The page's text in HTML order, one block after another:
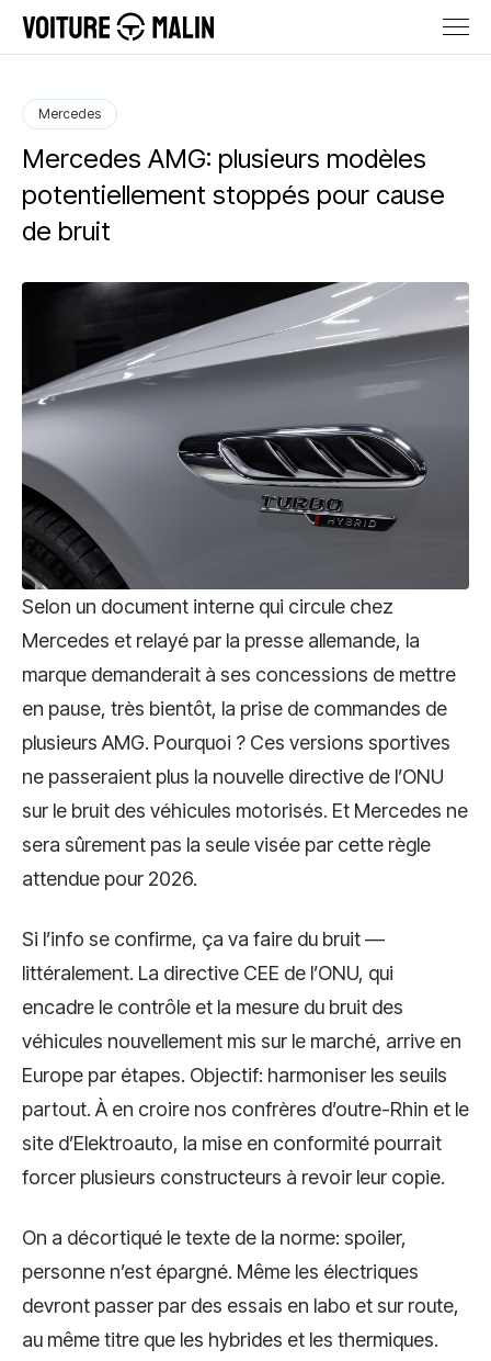
Mercedes
Mercedes AMG: plusieurs modèles
potentiellement stoppés pour cause
de bruit
Selon un document interne qui circule chez
Mercedes et relayé par la presse allemande, la
marque demanderait à ses concessions de mettre
en pause, très bientôt, la prise de commandes de
plusieurs AMG. Pourquoi ? Ces versions sportives
ne passeraient plus la nouvelle directive de l’ONU
sur le bruit des véhicules motorisés. Et Mercedes ne
sera sûrement pas la seule visée par cette règle
attendue pour 2026.
Si l’info se confirme, ça va faire du bruit —
littéralement. La directive CEE de l’ONU, qui
encadre le contrôle et la mesure du bruit des
véhicules nouvellement mis sur le marché, arrive en
Europe par étapes. Objectif: harmoniser les seuils
partout. À en croire nos confrères d’outre-Rhin et le
site d’Elektroauto, la mise en conformité pourrait
forcer plusieurs constructeurs à revoir leur copie.
On a décortiqué le texte de la norme: spoiler,
personne n’est épargné. Même les électriques
devront passer par des essais en labo et sur route,
au même titre que les hybrides et les thermiques.